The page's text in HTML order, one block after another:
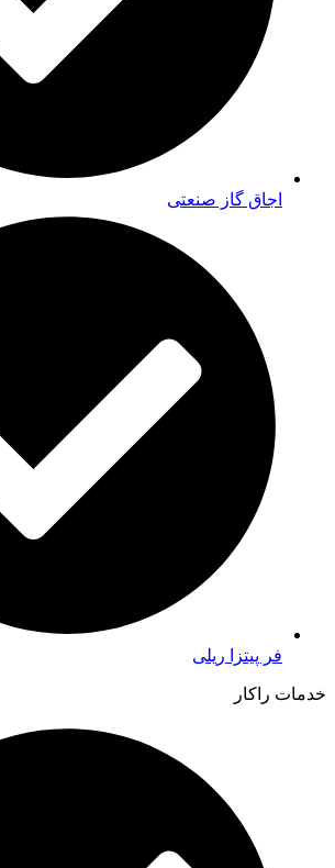
اجاق گاز صنعتی
فر پیتزا ریلی
خدمات راکار